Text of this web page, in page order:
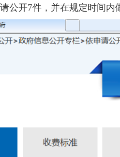
公开7件，并在规定时间